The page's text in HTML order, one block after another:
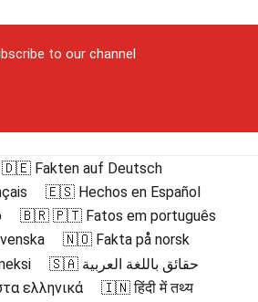
to our channel
🇩🇪 Fakten auf Deutsch
🇪🇸 Hechos en Español
🇧🇷 🇵🇹 Fatos em português
🇳🇴 Fakta på norsk
🇸🇦 حقائق باللغة العربية
ελληνικά
🇮🇳 हिंदी में तथ्य